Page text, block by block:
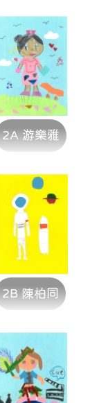
2A 游樂雅
2B 陳柏同